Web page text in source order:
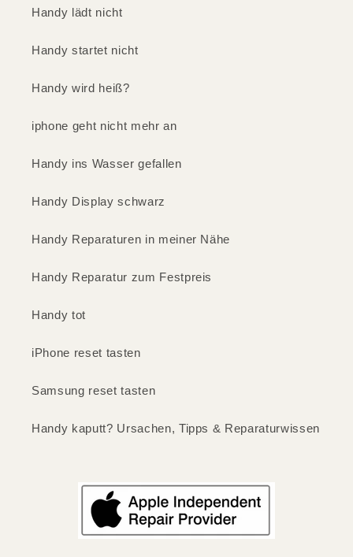
Handy lädt nicht
Handy startet nicht
Handy wird heiß?
iphone geht nicht mehr an
Handy ins Wasser gefallen
Handy Display schwarz
Handy Reparaturen in meiner Nähe
Handy Reparatur zum Festpreis
Handy tot
iPhone reset tasten
Samsung reset tasten
Handy kaputt? Ursachen, Tipps & Reparaturwissen